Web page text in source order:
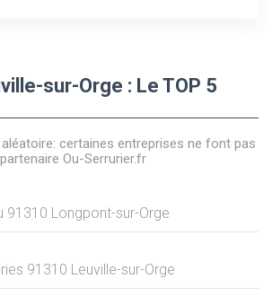
sur-Orge : Le TOP 5
certaines entreprises ne font pas
Ou-Serrurier.fr
91310 Longpont-sur-Orge
91310 Leuville-sur-Orge